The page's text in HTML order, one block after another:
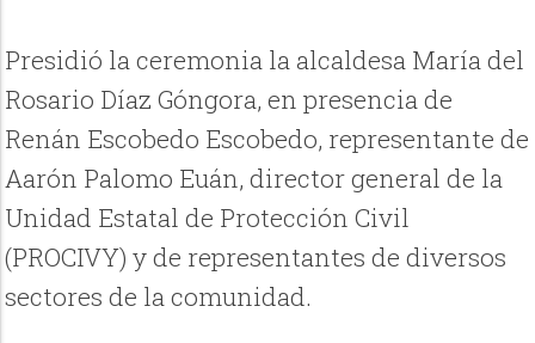
Presidió la ceremonia la alcaldesa María del
Rosario Díaz Góngora, en presencia de
Renán Escobedo Escobedo, representante de
Aarón Palomo Euán, director general de la
Unidad Estatal de Protección Civil
(PROCIVY) y de representantes de diversos
sectores de la comunidad.